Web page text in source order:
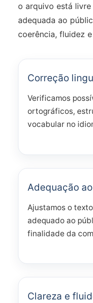
o arquivo está livre
adequada ao
coerência, fluidez
Correção
Verificamos
ortográficos,
vocabular no
Adequação
Ajustamos o
adequado ao
finalidade da
Clareza e